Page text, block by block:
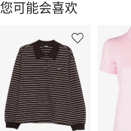
您可能会喜欢